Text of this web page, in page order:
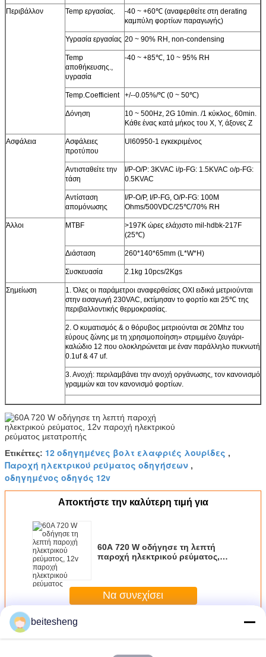
Περιβάλλον Temp εργασίας.
-40 ~ +60℃ (αναφερθείτε στη derating
καμπύλη φορτίων παραγωγής)
Υγρασία εργασίας 20 ~ 90% RH, non-condensing
Temp
αποθήκευσης.,
υγρασία
-40 ~ +85℃, 10 ~ 95% RH
Temp.Coefficient +/--0.05%/℃ (0 ~ 50℃)
Δόνηση
10 ~ 500Hz, 2G 10min. /1 κύκλος, 60min.
Κάθε ένας κατά μήκος του Χ, Υ, άξονες Ζ
Ασφάλεια
Ασφάλειες
προτύπου
Ul60950-1 εγκεκριμένος
Αντισταθείτε την
τάση
I/P-O/P: 3KVAC i/p-FG: 1.5KVAC o/p-FG:
0.5KVAC
Αντίσταση
απομόνωσης
I/P-O/P, I/P-FG, O/P-FG: 100M
Ohms/500VDC/25℃/70% RH
Άλλοι MTBF
>197K ώρες ελάχιστο mil-hdbk-217F
(25℃)
Διάσταση 260*140*65mm (L*W*H)
Συσκευασία 2.1kg 10pcs/2Kgs
Σημείωση
1. Όλες οι παράμετροι αναφερθείσες ΟΧΙ ειδικά μετριούνται
στην εισαγωγή 230VAC, εκτίμησαν το φορτίο και 25℃ της
περιβαλλοντικής θερμοκρασίας.
2. Ο κυματισμός & ο θόρυβος μετριούνται σε 20Mhz του
εύρους ζώνης με τη χρησιμοποίηση» στριμμένο ζευγάρι-
καλώδιο 12 που ολοκληρώνεται με έναν παράλληλο πυκνωτή
0.1uf & 47 uf.
3. Ανοχή: περιλαμβάνει την ανοχή οργάνωσης, τον κανονισμό
γραμμών και τον κανονισμό φορτίων.
Ετικέττες: 12 οδηγημένες βολτ ελαφριές λουρίδες ,
Παροχή ηλεκτρικού ρεύματος οδηγήσεων ,
οδηγημένος οδηγός 12v
Αποκτήστε την καλύτερη τιμή για
60A 720 W οδήγησε τη λεπτή
παροχή ηλεκτρικού ρεύματος,
Να συνεχίσει
Περισσότεροι
12 παροχή ηλεκτρικού ρεύματος των οδηγήσεων βολτ
beitesheng